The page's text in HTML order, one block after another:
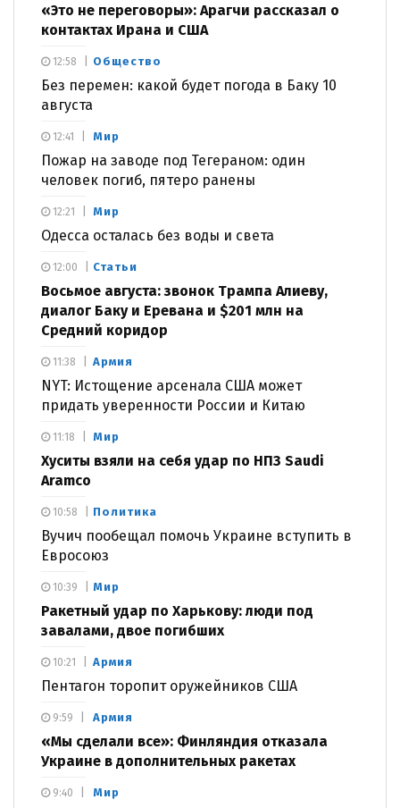
«Это не переговоры»: Арагчи рассказал о
контактах Ирана и США
Общество
Без перемен: какой будет погода в Баку 10
августа
12:58
Мир
Пожар на заводе под Тегераном: один
человек погиб, пятеро ранены
12:41
Мир
Одесса осталась без воды и света
12:21
Статьи
Восьмое августа: звонок Трампа Алиеву,
диалог Баку и Еревана и $201 млн на
Средний коридор
12:00
Армия
NYT: Истощение арсенала США может
придать уверенности России и Китаю
11:38
Мир
Хуситы взяли на себя удар по НПЗ Saudi
Aramco
11:18
Политика
Вучич пообещал помочь Украине вступить в
Евросоюз
10:58
Мир
Ракетный удар по Харькову: люди под
завалами, двое погибших
10:39
Армия
Пентагон торопит оружейников США
10:21
Армия
«Мы сделали все»: Финляндия отказала
Украине в дополнительных ракетах
9:59
Мир
9:40